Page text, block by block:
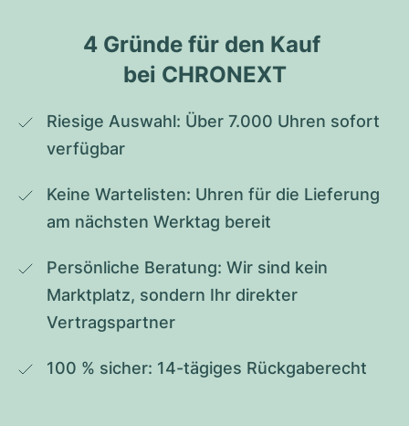
4 Gründe für den Kauf
bei CHRONEXT
Riesige Auswahl: Über 7.000 Uhren sofort
verfügbar
Keine Wartelisten: Uhren für die Lieferung
am nächsten Werktag bereit
Persönliche Beratung: Wir sind kein
Marktplatz, sondern Ihr direkter
Vertragspartner
100 % sicher: 14-tägiges Rückgaberecht